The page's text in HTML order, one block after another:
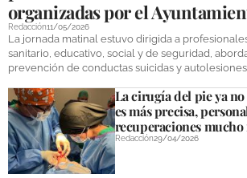
organizadas por el
Redacción11/05/2026
La jornada matinal estuvo dirigida a
sanitario, educativo, social y de seguridad,
prevención de conductas suicidas y
La cirugía del pie ya
es más precisa,
recuperaciones mucho
Redacción29/04/2026